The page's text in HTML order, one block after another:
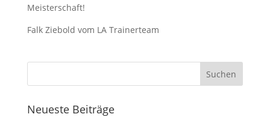
Meisterschaft!
Falk Ziebold vom LA Trainerteam
Neueste Beiträge